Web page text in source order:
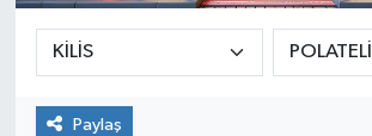
Paylaş